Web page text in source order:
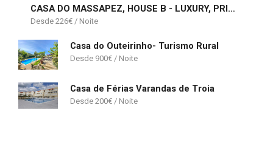
CASA DO MASSAPEZ, HOUSE B - LUXURY, PRIVATE POOL
226€
Casa do Outeirinho- Turismo Rural
900€
Casa de Férias Varandas de Troia
200€